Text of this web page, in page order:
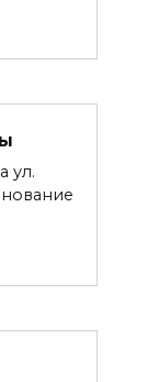
ул.